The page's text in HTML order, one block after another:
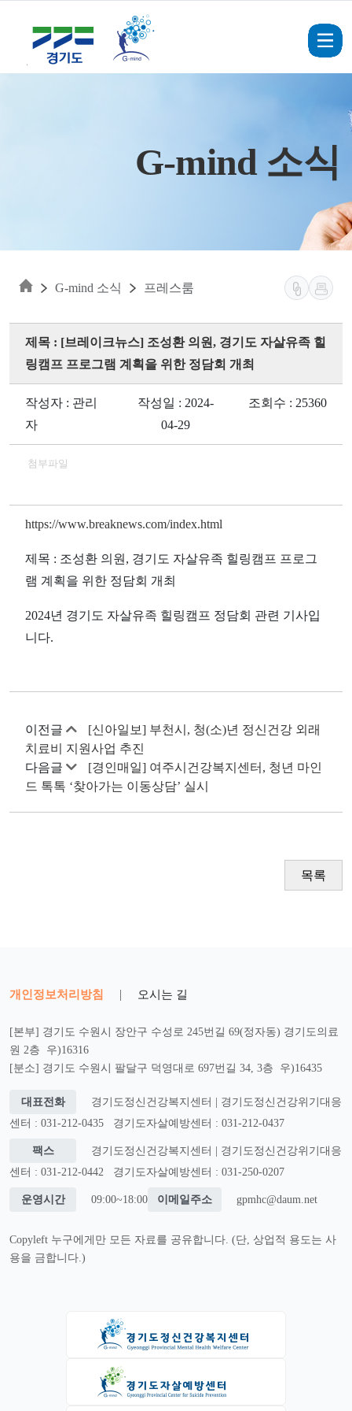
G-mind 소식
G-mind 소식 프레스룸
제목 : [브레이크뉴스] 조성환 의원, 경기도 자살유족 힐
링캠프 프로그램 계획을 위한 정담회 개최
작성자 : 관리
자
작성일 : 2024-
04-29
조회수 : 25360
첨부파일
https://www.breaknews.com/index.html
제목 : 조성환 의원, 경기도 자살유족 힐링캠프 프로그
램 계획을 위한 정담회 개최
2024년 경기도 자살유족 힐링캠프 정담회 관련 기사입
니다.
이전글
[신아일보] 부천시, 청(소)년 정신건강 외래
치료비 지원사업 추진
다음글
[경인매일] 여주시건강복지센터, 청년 마인
드 톡톡 ‘찾아가는 이동상담’ 실시
목록
개인정보처리방침 | 오시는 길
[본부] 경기도 수원시 장안구 수성로 245번길 69(정자동) 경기도의료
원 2층 우)16316
[분소] 경기도 수원시 팔달구 덕영대로 697번길 34, 3층 우)16435
대표전화
경기도정신건강복지센터 | 경기도정신건강위기대응
센터 : 031-212-0435
경기도자살예방센터 : 031-212-0437
팩스
경기도정신건강복지센터 | 경기도정신건강위기대응
센터 : 031-212-0442
경기도자살예방센터 : 031-250-0207
운영시간 09:00~18:00 이메일주소 gpmhc@daum.net
Copyleft 누구에게만 모든 자료를 공유합니다. (단, 상업적 용도는 사
용을 금합니다.)